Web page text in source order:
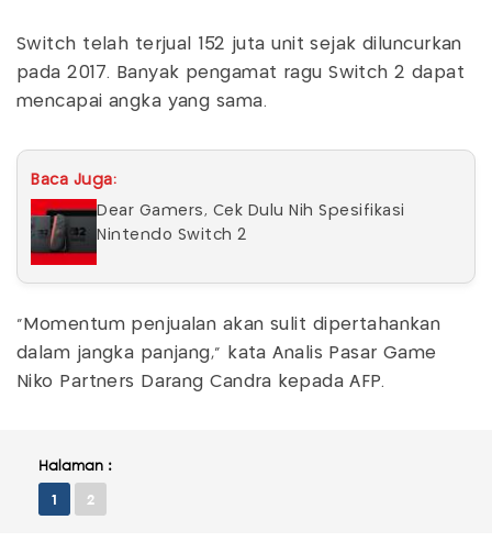
Switch telah terjual 152 juta unit sejak diluncurkan
pada 2017. Banyak pengamat ragu Switch 2 dapat
mencapai angka yang sama.
Baca Juga:
Dear Gamers, Cek Dulu Nih Spesifikasi
Nintendo Switch 2
"Momentum penjualan akan sulit dipertahankan
dalam jangka panjang," kata Analis Pasar Game
Niko Partners Darang Candra kepada AFP.
Halaman :
1 2